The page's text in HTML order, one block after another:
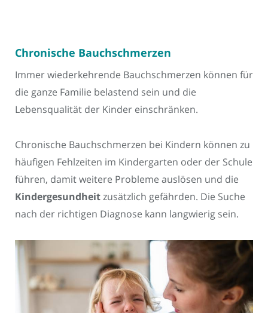
Chronische Bauchschmerzen
Immer wiederkehrende Bauchschmerzen können für
die ganze Familie belastend sein und die
Lebensqualität der Kinder einschränken.
Chronische Bauchschmerzen bei Kindern können zu
häufigen Fehlzeiten im Kindergarten oder der Schule
führen, damit weitere Probleme auslösen und die
Kindergesundheitzusätzlich gefährden. Die Suche
nach der richtigen Diagnose kann langwierig sein.